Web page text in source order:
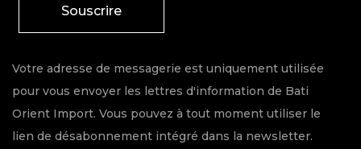
Souscrire
Votre adresse de messagerie est uniquement utilisée
pour vous envoyer les lettres d'information de Bati
Orient Import. Vous pouvez à tout moment utiliser le
lien de désabonnement intégré dans la newsletter.